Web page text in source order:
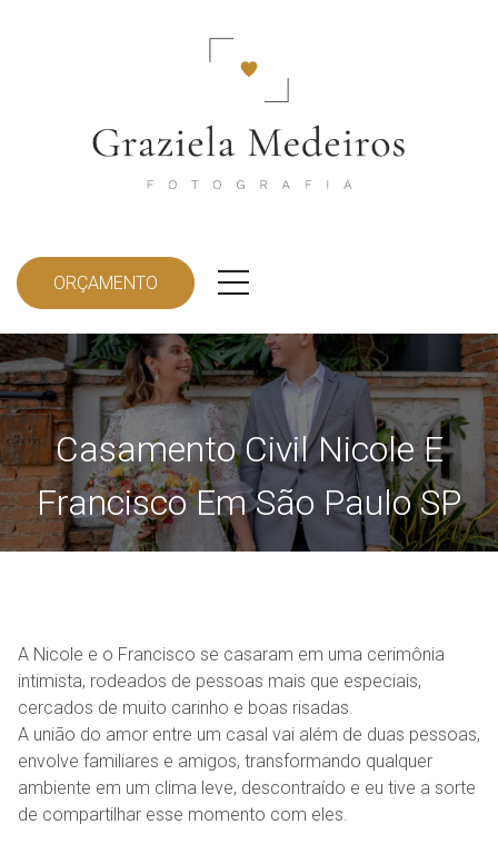
ORÇAMENTO
Casamento Civil Nicole E
Francisco Em São Paulo SP
A Nicole e o Francisco se casaram em uma cerimônia
intimista, rodeados de pessoas mais que especiais,
cercados de muito carinho e boas risadas.
A união do amor entre um casal vai além de duas pessoas,
envolve familiares e amigos, transformando qualquer
ambiente em um clima leve, descontraído e eu tive a sorte
de compartilhar esse momento com eles.